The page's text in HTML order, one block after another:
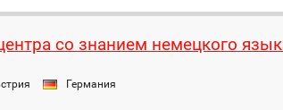
со знанием немецкого
Германия